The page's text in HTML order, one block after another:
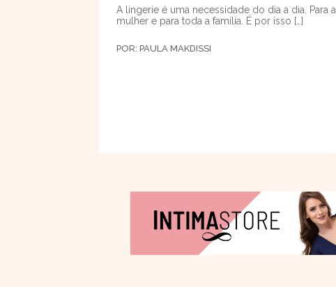
A lingerie é uma necessidade do dia a dia. Para a
mulher e para toda a família. É por isso […]
POR: PAULA MAKDISSI